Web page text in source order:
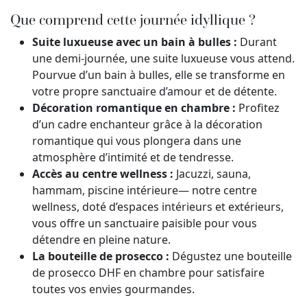
Que comprend cette journée idyllique ?
Suite luxueuse avec un bain à bulles : Durant
une demi-journée, une suite luxueuse vous attend.
Pourvue d’un bain à bulles, elle se transforme en
votre propre sanctuaire d’amour et de détente.
Décoration romantique en chambre : Profitez
d’un cadre enchanteur grâce à la décoration
romantique qui vous plongera dans une
atmosphère d’intimité et de tendresse.
Accès au centre wellness : Jacuzzi, sauna,
hammam, piscine intérieure— notre centre
wellness, doté d’espaces intérieurs et extérieurs,
vous offre un sanctuaire paisible pour vous
détendre en pleine nature.
La bouteille de prosecco : Dégustez une bouteille
de prosecco DHF en chambre pour satisfaire
toutes vos envies gourmandes.